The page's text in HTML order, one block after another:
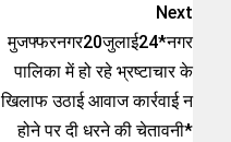
Next
मुजफ्फरनगर20जुलाई24*नगर
पालिका में हो रहे भ्रष्टाचार के
खिलाफ उठाई आवाज कार्रवाई न
होने पर दी धरने की चेतावनी*